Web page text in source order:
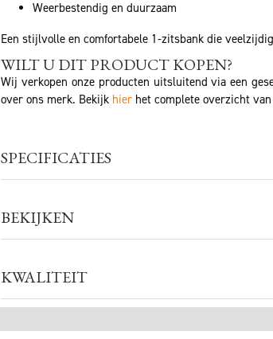
Weerbestendig en duurzaam
Een stijlvolle en comfortabele 1-zitsbank die
WILT U DIT PRODUCT KOPEN?
Wij verkopen onze producten uitsluitend via een
over ons merk. Bekijk hier het complete overzicht
SPECIFICATIES
BEKIJKEN
KWALITEIT